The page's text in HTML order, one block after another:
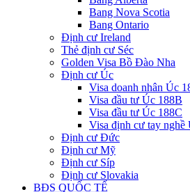
Bang Nova Scotia
Bang Ontario
Định cư Ireland
Thẻ định cư Séc
Golden Visa Bồ Đào Nha
Định cư Úc
Visa doanh nhân Úc
Visa đầu tư Úc 188B
Visa đầu tư Úc 188C
Visa định cư tay nghề
Định cư Đức
Định cư Mỹ
Định cư Síp
Định cư Slovakia
BĐS QUỐC TẾ